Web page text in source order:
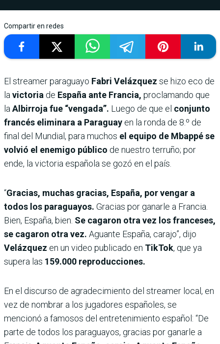
Compartir en redes
El streamer paraguayo Fabri Velázquez se hizo eco de
lavictoria de España ante Francia, proclamando que
laAlbirroja fue “vengada”. Luego de que el conjunto
francés eliminara a Paraguay en la ronda de 8.º de
final del Mundial, para muchos el equipo de Mbappé se
volvió el enemigo público de nuestro terruño; por
ende, la victoria española se gozó en el país.
“Gracias, muchas gracias, España, por vengar a
todos los paraguayos. Gracias por ganarle a Francia.
Bien, España, bien. Se cagaron otra vez los franceses,
se cagaron otra vez. Aguante España, carajo”, dijo
Velázquez en un video publicado en TikTok, que ya
supera las 159.000 reproducciones.
En el discurso de agradecimiento del streamer local, en
vez de nombrar a los jugadores españoles, se
mencionó a famosos del entretenimiento español: “De
parte de todos los paraguayos, gracias por ganarle a